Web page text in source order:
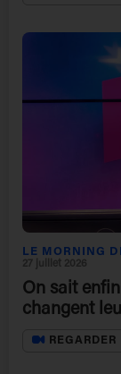
LE MORNING
27 juillet 2026
On sait
changent
REGARDER